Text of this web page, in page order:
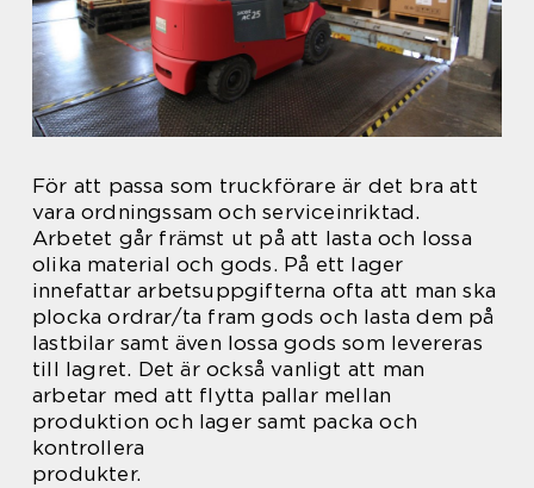
För att passa som truckförare är det bra att
vara ordningssam och serviceinriktad.
Arbetet går främst ut på att lasta och lossa
olika material och gods. På ett lager
innefattar arbetsuppgifterna ofta att man ska
plocka ordrar/ta fram gods och lasta dem på
lastbilar samt även lossa gods som levereras
till lagret. Det är också vanligt att man
arbetar med att flytta pallar mellan
produktion och lager samt packa och
kontrollera
produkter.